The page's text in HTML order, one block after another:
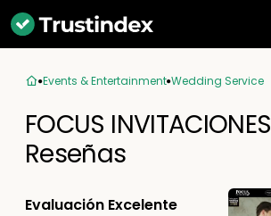
Events & Entertainment Wedding Service
FOCUS INVITACIONES
Reseñas
Evaluación Excelente